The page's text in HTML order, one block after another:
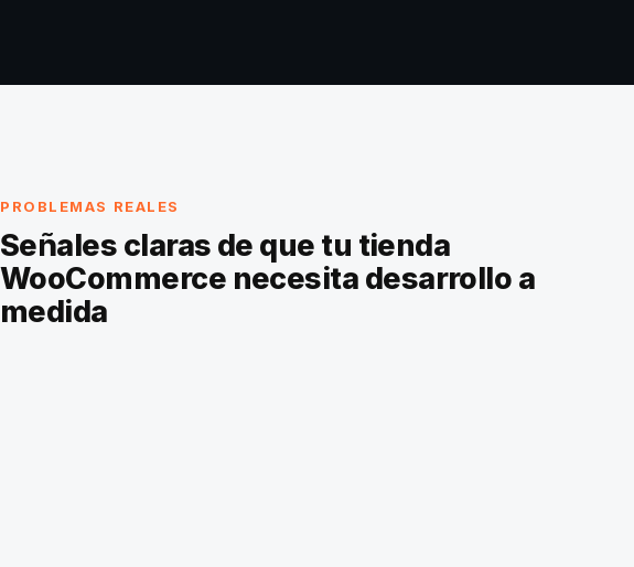
PROBLEMAS REALES
Señales claras de que tu tienda
WooCommerce necesita desarrollo a
medida